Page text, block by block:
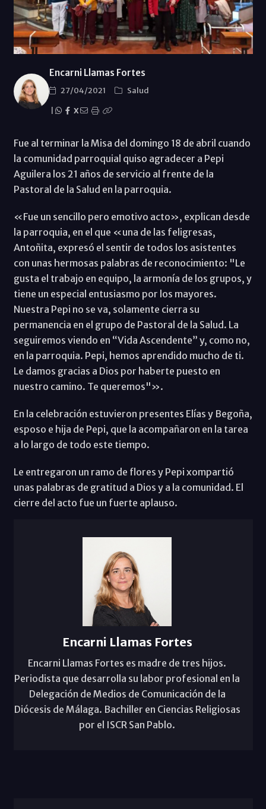
Encarni Llamas Fortes
27/04/2021
Salud
X
Fue al terminar la Misa del domingo 18 de abril cuando
la comunidad parroquial quiso agradecer a Pepi
Aguilera los 21 años de servicio al frente de la
Pastoral de la Salud en la parroquia.
«Fue un sencillo pero emotivo acto», explican desde
la parroquia, en el que «una de las feligresas,
Antoñita, expresó el sentir de todos los asistentes
con unas hermosas palabras de reconocimiento: "Le
gusta el trabajo en equipo, la armonía de los grupos, y
tiene un especial entusiasmo por los mayores.
Nuestra Pepi no se va, solamente cierra su
permanencia en el grupo de Pastoral de la Salud. La
seguiremos viendo en “Vida Ascendente” y, como no,
en la parroquia. Pepi, hemos aprendido mucho de ti.
Le damos gracias a Dios por haberte puesto en
nuestro camino. Te queremos"».
En la celebración estuvieron presentes Elías y Begoña,
esposo e hija de Pepi, que la acompañaron en la tarea
a lo largo de todo este tiempo.
Le entregaron un ramo de flores y Pepi xompartió
unas palabras de gratitud a Dios y a la comunidad. El
cierre del acto fue un fuerte aplauso.
Encarni Llamas Fortes
Encarni Llamas Fortes es madre de tres hijos.
Periodista que desarrolla su labor profesional en la
Delegación de Medios de Comunicación de la
Diócesis de Málaga. Bachiller en Ciencias Religiosas
por el ISCR San Pablo.